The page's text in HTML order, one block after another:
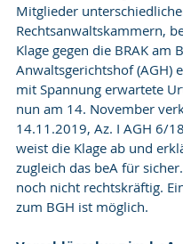
Mitglieder
Rechtsanwaltskammern,
Klage gegen die BRAK am
Anwaltsgerichtshof (AGH)
mit Spannung erwartete
nun am 14. November
14.11.2019, Az. I AGH 6/
weist die Klage ab und
zugleich das beA für
noch nicht rechtskräftig.
zum BGH ist möglich.